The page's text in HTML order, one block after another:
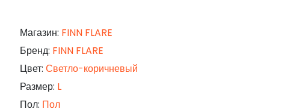
Магазин: FINN FLARE
Бренд: FINN FLARE
Цвет: Светло-коричневый
Размер: L
Пол: Пол